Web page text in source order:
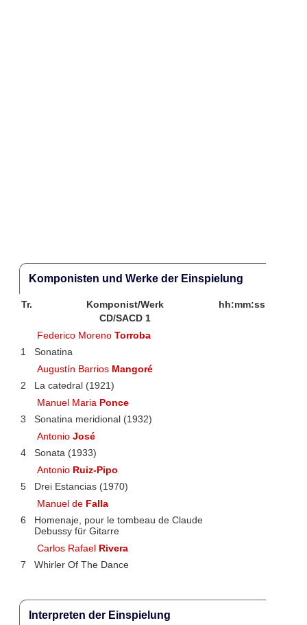
Komponisten und Werke der Einspielung
Tr. Komponist/Werk
hh:mm:ss
CD/SACD 1
Federico MorenoTorroba
1
Sonatina
Augustín Barrios Mangoré
2
La catedral (1921)
Manuel Maria Ponce
3
Sonatina meridional (1932)
AntonioJosé
4
Sonata (1933)
Antonio Ruiz-Pipo
5
Drei Estancias (1970)
Manuel de Falla
6
Homenaje, pour le tombeau de Claude
Debussy für Gitarre
Carlos Rafael Rivera
7
Whirler Of The Dance
Interpreten der Einspielung